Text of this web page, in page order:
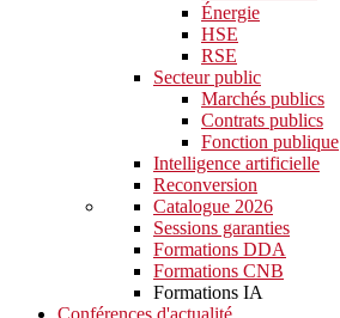
Énergie
HSE
RSE
Secteur public
Marchés publics
Contrats publics
Fonction publique
Intelligence artificielle
Reconversion
Catalogue 2026
Sessions garanties
Formations DDA
Formations CNB
Formations IA
Conférences d'actualité